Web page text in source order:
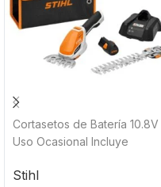
Cortasetos de Batería 10.8V
Uso Ocasional Incluye
Stihl HSA 26 SET
Stihl